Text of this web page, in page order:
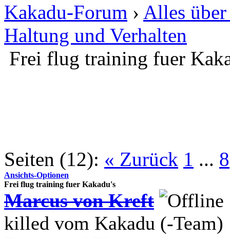
Kakadu-Forum › Alles
Haltung und Verhalten
Frei flug training fuer
Seiten (12): « Zurück 1 ... 8
Ansichts-Optionen
Frei flug training fuer Kakadu's
Marcus von Kreft
killed vom Kakadu (-Team)